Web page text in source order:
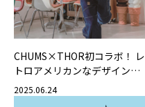
CHUMS×THOR初コラボ！ レ
トロアメリカンなデザインが
特徴の 『CHUMS×THOR
Round Container Set 12L』
2025.06.24